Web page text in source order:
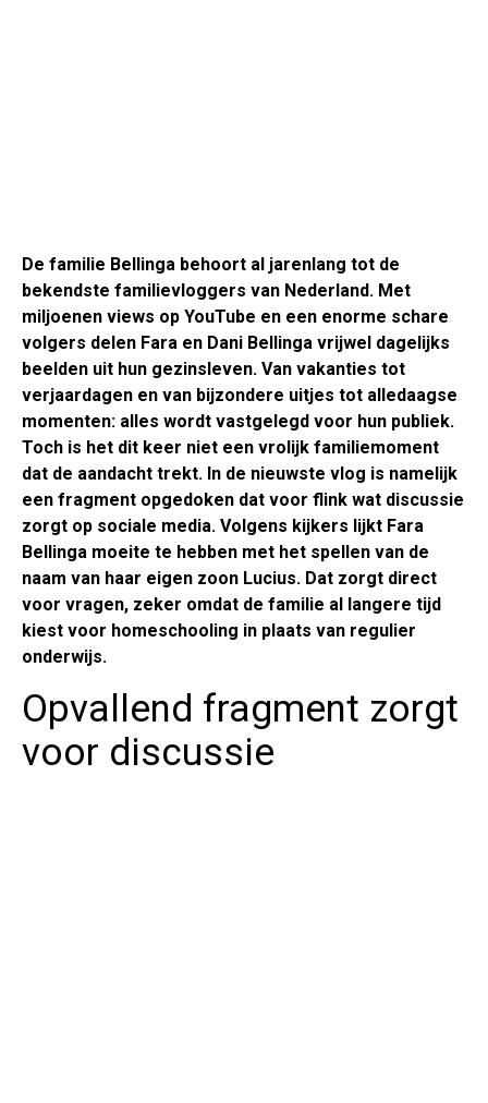
De familie Bellinga behoort al jarenlang tot de
bekendste familievloggers van Nederland. Met
miljoenen views op YouTube en een enorme schare
volgers delen Fara en Dani Bellinga vrijwel dagelijks
beelden uit hun gezinsleven. Van vakanties tot
verjaardagen en van bijzondere uitjes tot alledaagse
momenten: alles wordt vastgelegd voor hun publiek.
Toch is het dit keer niet een vrolijk familiemoment
dat de aandacht trekt. In de nieuwste vlog is namelijk
een fragment opgedoken dat voor flink wat discussie
zorgt op sociale media. Volgens kijkers lijkt Fara
Bellinga moeite te hebben met het spellen van de
naam van haar eigen zoon Lucius. Dat zorgt direct
voor vragen, zeker omdat de familie al langere tijd
kiest voor homeschooling in plaats van regulier
onderwijs.
Opvallend fragment zorgt
voor discussie